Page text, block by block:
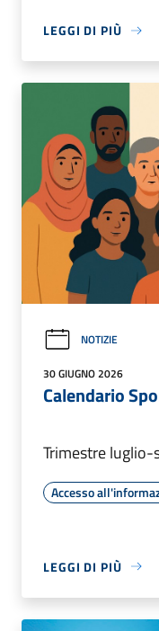
LEGGI DI PIÙ
NOTIZIE
30 GIUGNO 2026
Calendario
Trimestre
Accesso
LEGGI DI PIÙ